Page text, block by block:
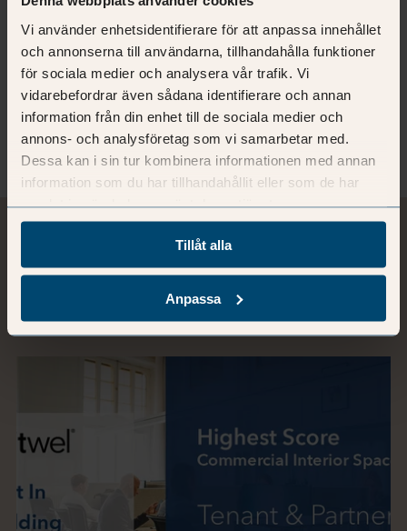
Vi använder enhetsidentifierare för att anpassa innehållet
och annonserna till användarna, tillhandahålla funktioner
för sociala medier och analysera vår trafik. Vi
vidarebefordrar även sådana identifierare och annan
information från din enhet till de sociala medier och
annons- och analysföretag som vi samarbetar med.
Dessa kan i sin tur kombinera informationen med annan
information som du har tillhandahållit eller som de har
samlat in när du har använt deras tjänster.
Tillåt alla
Anpassa
Lisa Vik
HR
Mer om Lisa
Relaterad läsning
Se samtliga blogginlägg